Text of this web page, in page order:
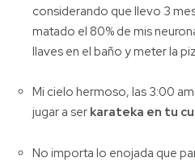
considerando que llevo 3
matado el 80% de mis
llaves en el baño y meter la
Mi cielo hermoso, las 3:00
jugar a ser karateka en tu
No importa lo enojada que